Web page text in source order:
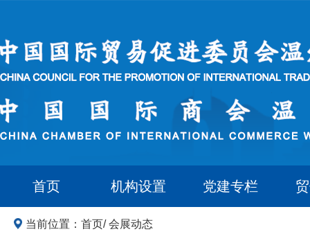
首页 机构设置 党建专栏
当前位置： 首页/会展动态